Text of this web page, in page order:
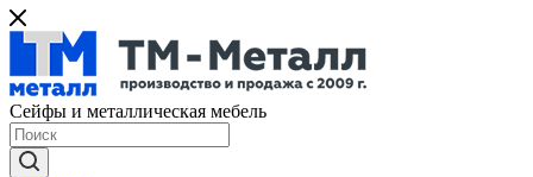
Сейфы и металлическая мебель